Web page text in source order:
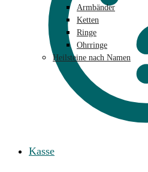
Kasse
Armbänder
Ketten
Ringe
Ohrringe
Heilsteine nach Namen